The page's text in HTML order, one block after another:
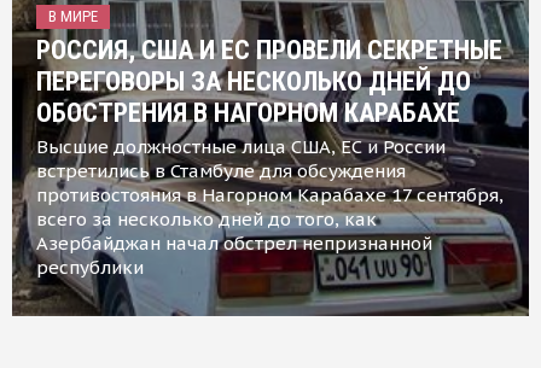
В МИРЕ
РОССИЯ, США И ЕС ПРОВЕЛИ СЕКРЕТНЫЕ
ПЕРЕГОВОРЫ ЗА НЕСКОЛЬКО ДНЕЙ ДО
ОБОСТРЕНИЯ В НАГОРНОМ КАРАБАХЕ
Высшие должностные лица США, ЕС и России
встретились в Стамбуле для обсуждения
противостояния в Нагорном Карабахе 17 сентября,
всего за несколько дней до того, как
Азербайджан начал обстрел непризнанной
республики